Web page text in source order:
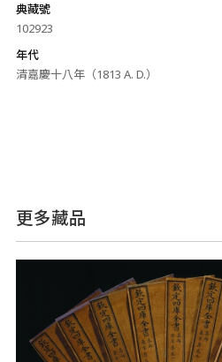
典藏號
102923
年代
清嘉慶十八年（1813 A. D.）
更多藏品